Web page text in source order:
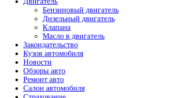
Бензиновый двигатель
Дизельный двигатель
Клапана
Масло в двигатель
Закондательство
Кузов автомобиля
Новости
Обзоры авто
Ремонт авто
Салон автомобиля